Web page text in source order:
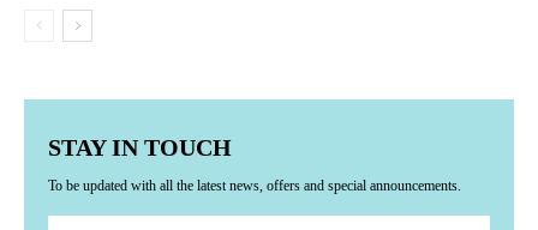
STAY IN TOUCH
To be updated with all the latest news, offers and special announcements.